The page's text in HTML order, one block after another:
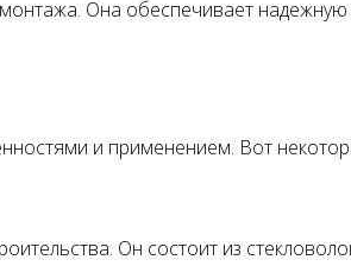
Она обеспечивает
и применением. Вот
Он состоит из